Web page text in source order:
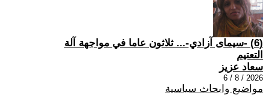
(6) -سيمای آزادي-... ثلاثون عاما في مواجهة آلة
التعتيم
سعاد عزيز
2026 / 8 / 6
مواضيع وابحاث سياسية